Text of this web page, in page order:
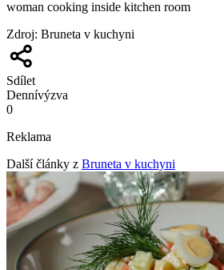
woman cooking inside kitchen room
Zdroj: Bruneta v kuchyni
Sdílet
Dennívýzva
0
Reklama
Další články z Bruneta v kuchyni